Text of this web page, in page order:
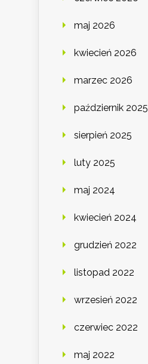
maj 2026
kwiecień 2026
marzec 2026
październik 2025
sierpień 2025
luty 2025
maj 2024
kwiecień 2024
grudzień 2022
listopad 2022
wrzesień 2022
czerwiec 2022
maj 2022